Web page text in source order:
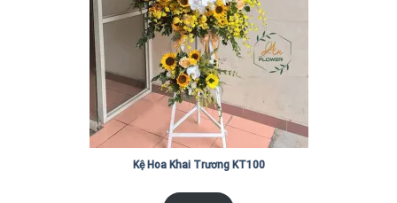
Kệ Hoa Khai Trương KT100